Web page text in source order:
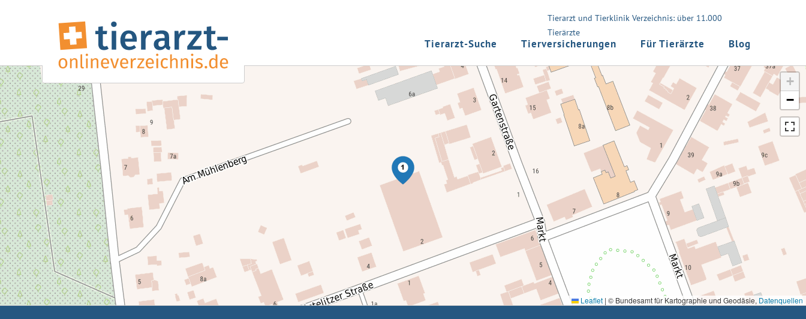
Tierarzt und Tierklinik Verzeichnis: über 11.000
Tierärzte
Tierarzt-Suche Tierversicherungen Für Tierärzte Blog
+
−
Leaflet | © Bundesamt für Kartographie und Geodäsie, Datenquellen